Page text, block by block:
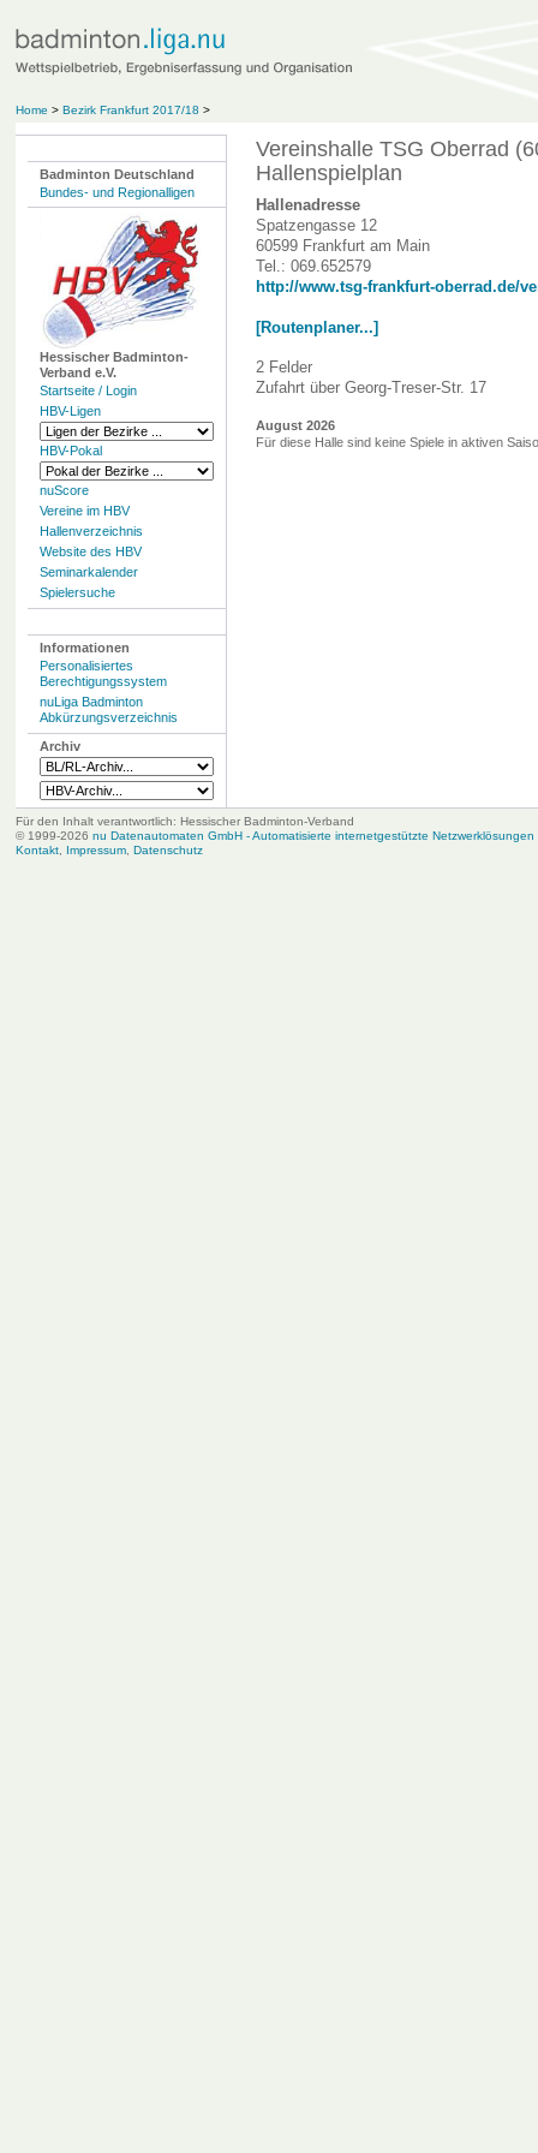
Home > Bezirk Frankfurt 2017/18 >
Badminton Deutschland
Bundes- und Regionalligen
Hessischer Badminton-
Verband e.V.
Startseite / Login
HBV-Ligen
HBV-Pokal
nuScore
Vereine im HBV
Hallenverzeichnis
Website des HBV
Seminarkalender
Spielersuche
Informationen
Personalisiertes
Berechtigungssystem
nuLiga Badminton
Abkürzungsverzeichnis
Archiv
Vereinshalle TSG Oberrad
Hallenspielplan
Hallenadresse
Spatzengasse 12
60599 Frankfurt am Main
Tel.: 069.652579
http://www.tsg-frankfurt-oberrad.de/
[Routenplaner...]
2 Felder
Zufahrt über Georg-Treser-Str. 17
August 2026
Für diese Halle sind keine Spiele in aktiven
Für den Inhalt verantwortlich: Hessischer Badminton-Verband
© 1999-2026 nu Datenautomaten GmbH - Automatisierte internetgestützte Netzwerklösungen
Kontakt, Impressum, Datenschutz